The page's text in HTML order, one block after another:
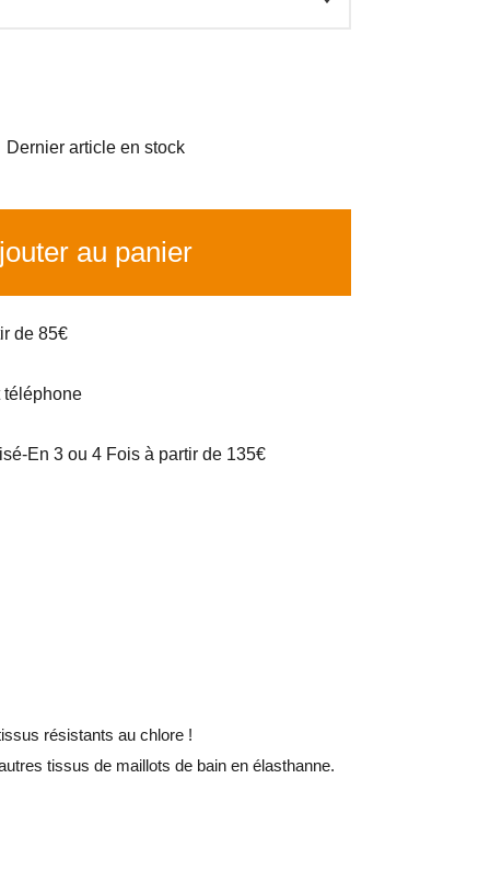
Dernier article en stock
au panier
de 85€
téléphone
En 3 ou 4 Fois à partir de 135€
résistants au chlore !
tissus de maillots de bain en élasthanne.